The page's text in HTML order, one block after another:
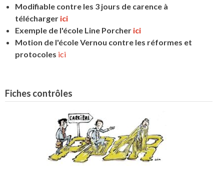
Modifiable contre les 3 jours de carence à
télécharger ici
Exemple de l'école Line Porcher ici
Motion de l'école Vernou contre les réformes et
protocoles ici
Fiches contrôles